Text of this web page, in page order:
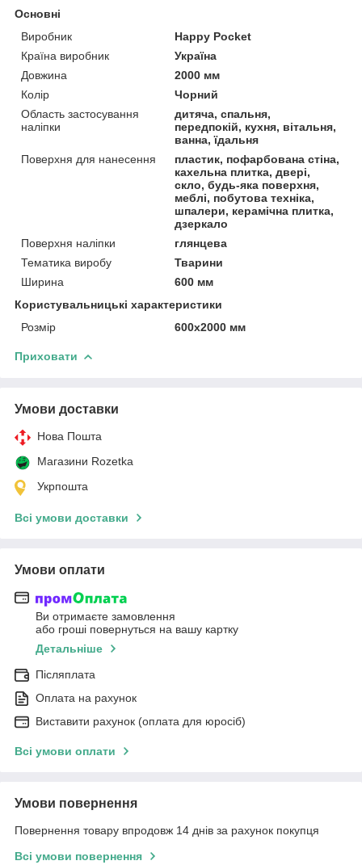
Основні
Виробник
Happy Pocket
Країна виробник
Україна
Довжина
2000 мм
Колір
Чорний
Область застосування
наліпки
дитяча, спальня,
передпокій, кухня, вітальня,
ванна, їдальня
Поверхня для нанесення
пластик, пофарбована стіна,
кахельна плитка, двері,
скло, будь-яка поверхня,
меблі, побутова техніка,
шпалери, керамічна плитка,
дзеркало
Поверхня наліпки
глянцева
Тематика виробу
Тварини
Ширина
600 мм
Користувальницькі характеристики
Розмір
600х2000 мм
Приховати
Умови доставки
Нова Пошта
Магазини Rozetka
Укрпошта
Всі умови доставки
Умови оплати
Ви отримаєте замовлення
або гроші повернуться на вашу картку
Детальніше
Післяплата
Оплата на рахунок
Виставити рахунок (оплата для юросіб)
Всі умови оплати
Умови повернення
Повернення товару впродовж 14 днів за рахунок покупця
Всі умови повернення